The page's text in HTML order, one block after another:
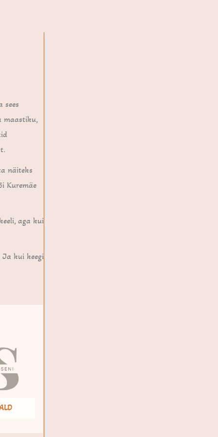
sees
maastiku,
näiteks
Kuremäe
aga kui
Ja kui keegi